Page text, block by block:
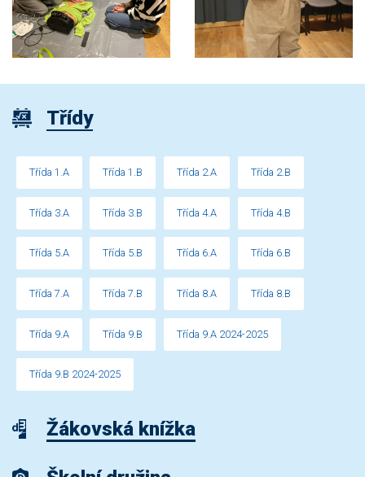
Třídy
Třída 1.A Třída 1.B Třída 2.A Třída 2.B
Třída 3.A Třída 3.B Třída 4.A Třída 4.B
Třída 5.A Třída 5.B Třída 6.A Třída 6.B
Třída 7.A Třída 7.B Třída 8.A Třída 8.B
Třída 9.A Třída 9.B Třída 9.A 2024-2025
Třída 9.B 2024-2025
Žákovská knížka